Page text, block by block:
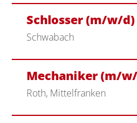
Schlosser (m/w/d)
Schwabach
Mechaniker (m/
Roth, Mittelfranken